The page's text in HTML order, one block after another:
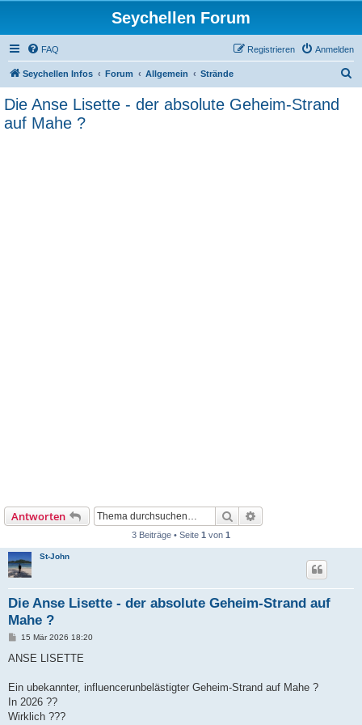
Seychellen Forum
FAQ Anmelden
Registrieren
Seychellen Infos Forum Allgemein Strände
Die Anse Lisette - der absolute Geheim-Strand
auf Mahe ?
Antworten Suche
3 Beiträge • Seite 1 von 1
St-John
Die Anse Lisette - der absolute Geheim-Strand auf
Mahe ?
B
i
a
15 Mär 2026 18:20
ANSE LISETTE
Ein ubekannter, influencerunbelästigter Geheim-Strand auf Mahe ?
In 2026 ??
Wirklich ???